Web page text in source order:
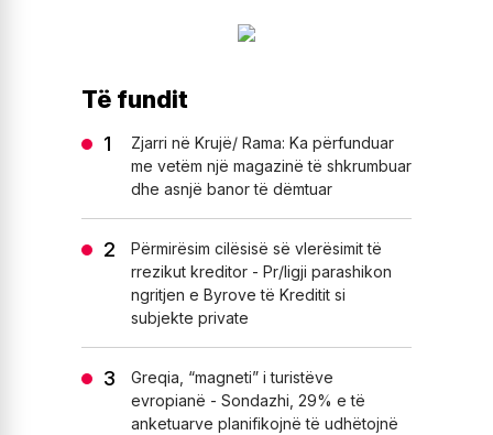
Të fundit
Zjarri në Krujë/ Rama: Ka përfunduar
me vetëm një magazinë të shkrumbuar
dhe asnjë banor të dëmtuar
Përmirësim cilësisë së vlerësimit të
rrezikut kreditor - Pr/ligji parashikon
ngritjen e Byrove të Kreditit si
subjekte private
Greqia, “magneti” i turistëve
evropianë - Sondazhi, 29% e të
anketuarve planifikojnë të udhëtojnë